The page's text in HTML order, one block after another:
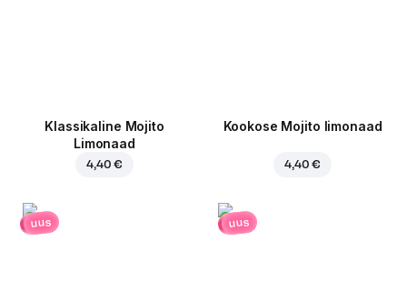
Klassikaline Mojito
Limonaad
4,40 €
Kookose Mojito limonaad
4,40 €
uus uus